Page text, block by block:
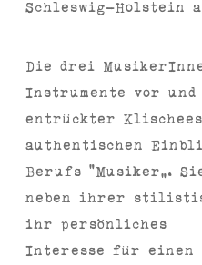
Schleswig-Holstein
Die drei
Instrumente vor und
entrückter
authentischen
Berufs “Musiker”.
neben ihrer
ihr persönliches
Interesse für einen